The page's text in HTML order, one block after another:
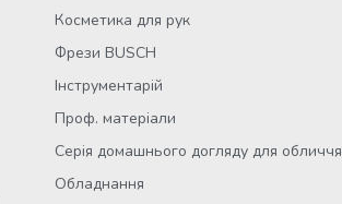
Косметика для рук
Фрези BUSCH
Інструментарій
Проф. матеріали
Серія домашнього догляду для обличчя
Обладнання